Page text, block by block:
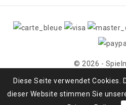
Diese Seite verwendet Cookies.
dieser Website stimmen Sie
© 2026 -